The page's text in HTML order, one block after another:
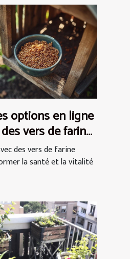
options en ligne
vers de farine
poules
des vers de farine
la santé et la vitalité